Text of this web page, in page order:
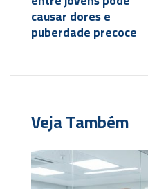
causar dores e
puberdade precoce
Veja Também